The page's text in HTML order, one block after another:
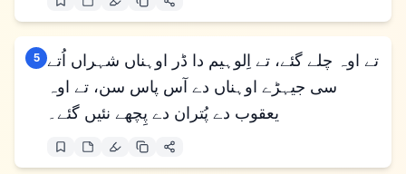
5
تے اوہ چلے گئے، تے اِلوہیم دا ڈر اوہناں شہراں اُتے
سی جیہڑے اوہناں دے آس پاس سن، تے اوہ
یعقوب دے پُتران دے پِچھے نئیں گئے۔